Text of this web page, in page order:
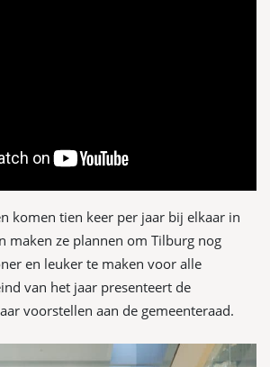
komen tien keer per jaar bij elkaar in
maken ze plannen om Tilburg nog
en leuker te maken voor alle
van het jaar presenteert de
voorstellen aan de gemeenteraad.